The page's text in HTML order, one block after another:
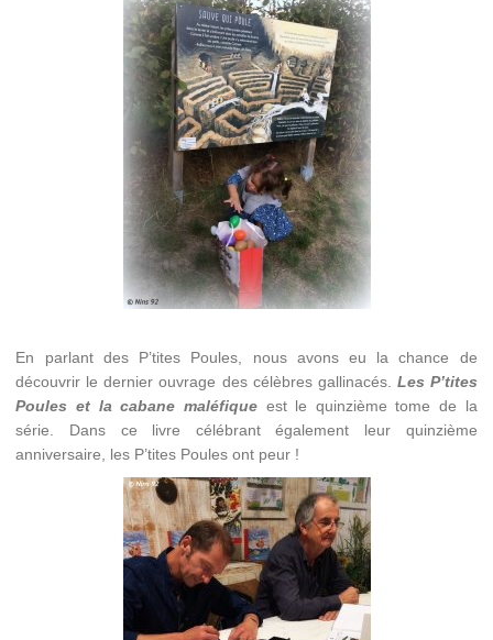
En parlant des P’tites Poules, nous avons eu la chance de
découvrir le dernier ouvrage des célèbres gallinacés. Les P’tites
Poules et la cabane maléfiqueest le quinzième tome de la
série. Dans ce livre célébrant également leur quinzième
anniversaire, les P’tites Poules ont peur !